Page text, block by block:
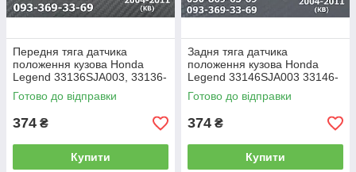
Передня тяга датчика
положення кузова Honda
Legend 33136SJA003, 33136-
SJA-003 тяжка коректора
фар AFS
Готово до відправки
374 ₴
Купити
Задня тяга датчика
положення кузова Honda
Legend 33146SJA003 33146-
SJA-003 тяжка коректора
фар AFS
Готово до відправки
374 ₴
Купити